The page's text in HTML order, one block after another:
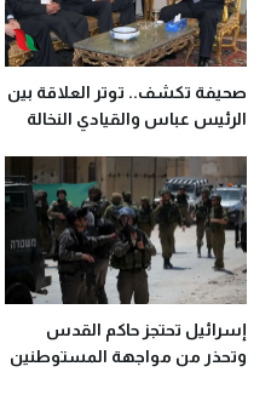
صحيفة تكشف.. توتر العلاقة بين
الرئيس عباس والقيادي النخالة
إسرائيل تحتجز حاكم القدس
وتحذر من مواجهة المستوطنين